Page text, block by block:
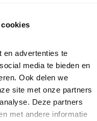
en advertenties te
media te bieden en
Ook delen we
site met onze partners
Deze partners
met andere informatie